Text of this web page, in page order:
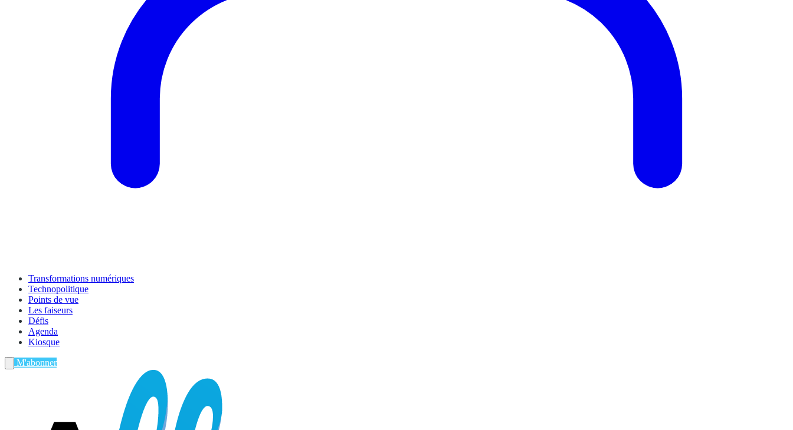
Transformations numériques
Technopolitique
Points de vue
Les faiseurs
Défis
Agenda
Kiosque
M'abonner